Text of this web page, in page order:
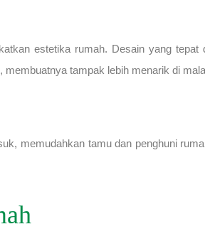
estetika rumah. Desain yang
tampak lebih menarik di
memudahkan tamu dan penghuni